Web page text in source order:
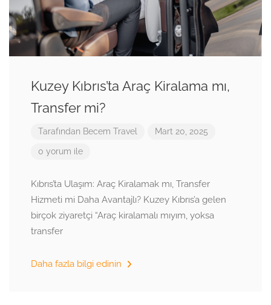
Kuzey Kıbrıs’ta Araç Kiralama mı,
Transfer mi?
Tarafından Becem Travel Mart 20, 2025
0 yorum ile
Kıbrıs’ta Ulaşım: Araç Kiralamak mı, Transfer
Hizmeti mi Daha Avantajlı? Kuzey Kıbrıs’a gelen
birçok ziyaretçi “Araç kiralamalı mıyım, yoksa
transfer
Daha fazla bilgi edinin